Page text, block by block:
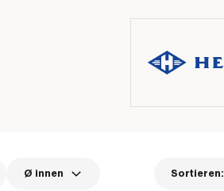
Ø innen Sortieren: